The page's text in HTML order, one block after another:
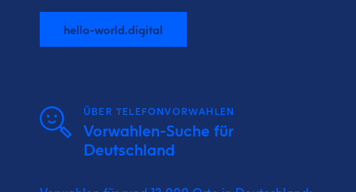
hello-world.digital
ÜBER TELEFONVORWAHLEN
Vorwahlen-Suche für
Deutschland